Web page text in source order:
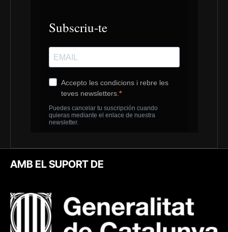
AMB EL SUPORT DE